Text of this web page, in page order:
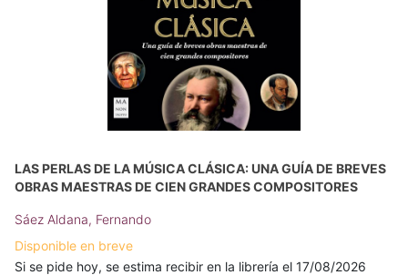
LAS PERLAS DE LA MÚSICA CLÁSICA: UNA GUÍA DE BREVES
OBRAS MAESTRAS DE CIEN GRANDES COMPOSITORES
Sáez Aldana, Fernando
Disponible en breve
Si se pide hoy, se estima recibir en la librería el 17/08/2026